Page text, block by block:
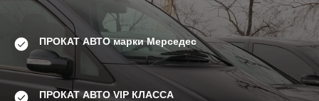
ПРОКАТ АВТО марки Мерседес
ПРОКАТ АВТО VIP КЛАССА